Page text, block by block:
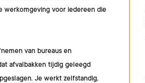
werkomgeving voor iedereen die
van bureaus en
afvalbakken tijdig geleegd
Je werkt zelfstandig,